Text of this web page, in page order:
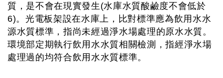
質，是不會在現實發生(水庫水質酸鹼度不會低於
6)。光電板架設在水庫上，比對標準應為飲用水水
源水質標準，指尚未經過淨水場處理的原水水質。
環境部定期執行飲用水水質相關檢測，指經淨水場
處理過的均符合飲用水水質標準。